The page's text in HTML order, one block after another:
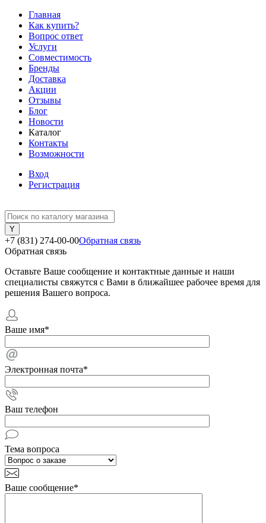
Главная
Как купить?
Вопрос ответ
Услуги
Совместимость
Бренды
Доставка
Акции
Отзывы
Блог
Новости
Каталог
Контакты
Возможности
Вход
Регистрация
+7 (831) 274-00-00Обратная связь
Обратная связь
Оставьте Ваше сообщение и контактные данные и наши
специалисты свяжутся с Вами в ближайшее рабочее время для
решения Вашего вопроса.
Ваше имя*
Электронная почта*
Ваш телефон
Тема вопроса
Ваше сообщение*